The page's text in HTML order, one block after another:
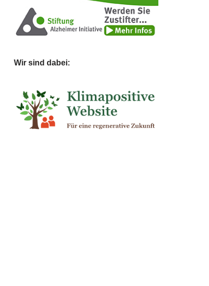
Wir sind dabei: